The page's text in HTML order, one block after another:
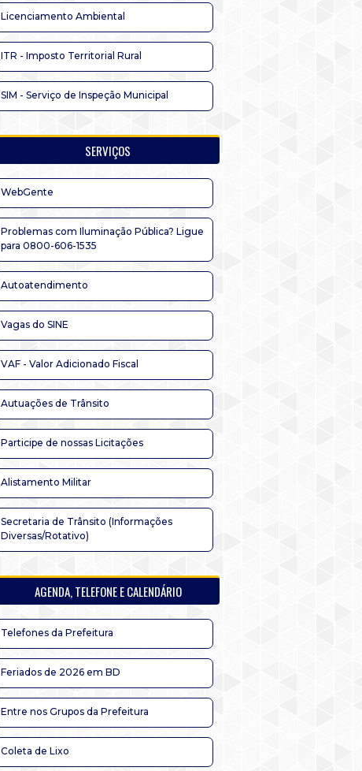
Licenciamento Ambiental
ITR - Imposto Territorial Rural
SIM - Serviço de Inspeção Municipal
SERVIÇOS
WebGente
Problemas com Iluminação Pública? Ligue
para 0800-606-1535
Autoatendimento
Vagas do SINE
VAF - Valor Adicionado Fiscal
Autuações de Trânsito
Participe de nossas Licitações
Alistamento Militar
Secretaria de Trânsito (Informações
Diversas/Rotativo)
AGENDA, TELEFONE E CALENDÁRIO
Telefones da Prefeitura
Feriados de 2026 em BD
Entre nos Grupos da Prefeitura
Coleta de Lixo